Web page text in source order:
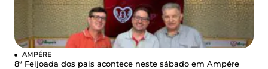
AMPÉRE
8ª Feijoada dos pais acontece neste sábado em Ampére